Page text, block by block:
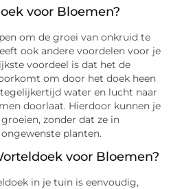
voor Bloemen?
om de groei van onkruid te
ook andere voordelen voor je
voordeel is dat het de
om door het doek heen
water en lucht naar
doorlaat. Hierdoor kunnen je
zonder dat ze in
planten.
voor Bloemen?
in je tuin is eenvoudig,